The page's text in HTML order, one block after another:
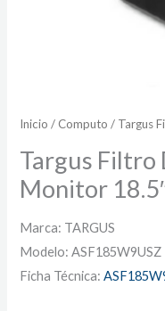
Inicio / Computo / Targus
Targus Filtro
Monitor
Marca: TARGUS
Modelo: ASF185W9USZ
Ficha Técnica: